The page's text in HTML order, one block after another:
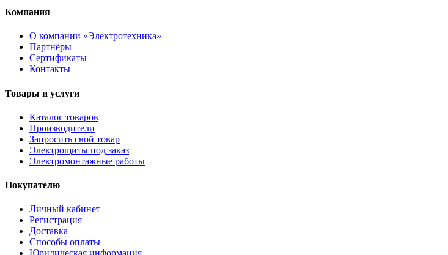
Компания
О компании «Электротехника»
Партнёры
Сертификаты
Контакты
Товары и услуги
Каталог товаров
Производители
Запросить свой товар
Электрощиты под заказ
Электромонтажные работы
Покупателю
Личный кабинет
Регистрация
Доставка
Способы оплаты